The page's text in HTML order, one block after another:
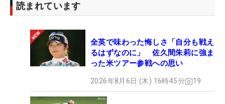
読まれています
全英で味わった悔しさ「自分も戦え
るはずなのに」 佐久間朱莉に強ま
った米ツアー参戦への思い
2026年8月6日 (木) 16時45分 19